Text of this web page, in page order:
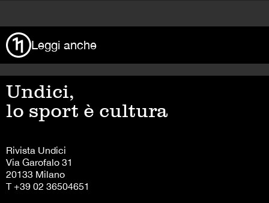
Leggi anche
Undici,
lo sport è cultura
Rivista Undici
Via Garofalo 31
20133 Milano
T +39 02 36504651